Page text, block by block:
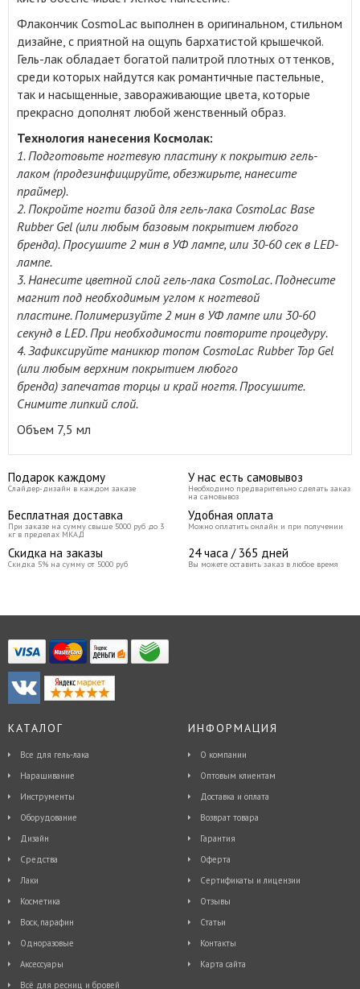
Флакончик CosmoLac выполнен в оригинальном, стильном
дизайне, с приятной на ощупь бархатистой крышечкой.
Гель-лак обладает богатой палитрой плотных оттенков,
среди которых найдутся как романтичные пастельные,
так и насыщенные, завораживающие цвета, которые
прекрасно дополнят любой женственный образ.
Технология нанесения Космолак:
1. Подготовьте ногтевую пластину к покрытию гель-
лаком (продезинфицируйте, обезжирьте, нанесите
праймер).
2. Покройте ногти базой для гель-лака CosmoLac Base
Rubber Gel (или любым базовым покрытием любого
бренда). Просушите 2 мин в УФ лампе, или 30-60 сек в LED-
лампе.
3. Нанесите цветной слой гель-лака CosmoLac. Поднесите
магнит под необходимым углом к ногтевой
пластине. Полимеризуйте 2 мин в УФ лампе или 30-60
секунд в LED. При необходимости повторите процедуру.
4. Зафиксируйте маникюр топом CosmoLac Rubber Top Gel
(или любым верхним покрытием любого
бренда) запечатав торцы и край ногтя. Просушите.
Снимите липкий слой.
Объем 7,5 мл
Подарок каждому
Слайдер-дизайн в каждом заказе
У нас есть самовывоз
Необходимо предварительно сделать заказ
на самовывоз
Бесплатная доставка
При заказе на сумму свыше 5000 руб до 3
кг в пределах МКАД
Удобная оплата
Можно оплатить онлайн и при получении
Скидка на заказы
Скидка 5% на сумму от 5000 руб
24 часа / 365 дней
Вы можете оставить заказ в любое время
КАТАЛОГ
Все для гель-лака
Наращивание
Инструменты
Оборудование
Дизайн
Средства
Лаки
Косметика
Воск, парафин
Одноразовые
Аксессуары
Всё для ресниц и бровей
ИНФОРМАЦИЯ
О компании
Оптовым клиентам
Доставка и оплата
Возврат товара
Гарантия
Оферта
Сертификаты и лицензии
Отзывы
Статьи
Контакты
Карта сайта